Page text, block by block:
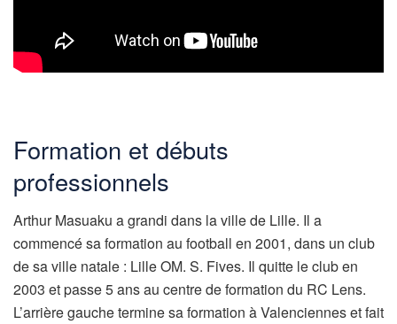
Formation et débuts
professionnels
Arthur Masuaku a grandi dans la ville de Lille. Il a
commencé sa formation au football en 2001, dans un club
de sa ville natale : Lille OM. S. Fives. Il quitte le club en
2003 et passe 5 ans au centre de formation du RC Lens.
L’arrière gauche termine sa formation à Valenciennes et fait